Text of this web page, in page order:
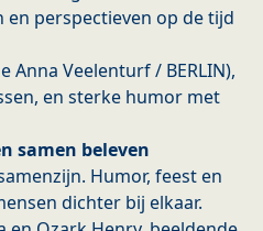
perspectieven op de tijd
Anna Veelenturf / BERLIN),
en sterke humor met
samen beleven
Humor, feest en
dichter bij elkaar.